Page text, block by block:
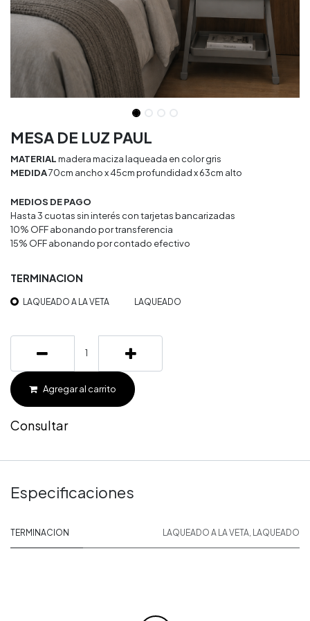
MESA DE LUZ PAUL
MATERIALmadera maciza laqueada en color gris
MEDIDA70cm ancho x 45cm profundidad x 63cm alto
MEDIOS DE PAGO
Hasta 3 cuotas sin interés con tarjetas bancarizadas
10% OFF abonando por transferencia
15% OFF abonando por contado efectivo
TERMINACION
LAQUEADO A LA VETA LAQUEADO
Agregar al carrito
Consultar
Especificaciones
TERMINACION LAQUEADO A LA VETA, LAQUEADO